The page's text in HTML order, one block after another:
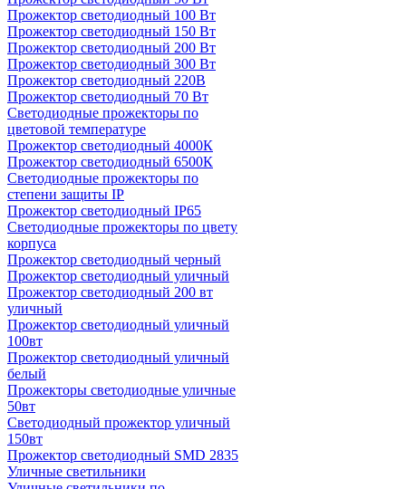
Прожектор светодиодный 100 Вт
Прожектор светодиодный 150 Вт
Прожектор светодиодный 200 Вт
Прожектор светодиодный 300 Вт
Прожектор светодиодный 220В
Прожектор светодиодный 70 Вт
Светодиодные прожекторы по
цветовой температуре
Прожектор светодиодный 4000К
Прожектор светодиодный 6500К
Светодиодные прожекторы по
степени защиты IP
Прожектор светодиодный IP65
Светодиодные прожекторы по цвету
корпуса
Прожектор светодиодный черный
Прожектор светодиодный уличный
Прожектор светодиодный 200 вт
уличный
Прожектор светодиодный уличный
100вт
Прожектор светодиодный уличный
белый
Прожекторы светодиодные уличные
50вт
Светодиодный прожектор уличный
150вт
Прожектор светодиодный SMD 2835
Уличные светильники